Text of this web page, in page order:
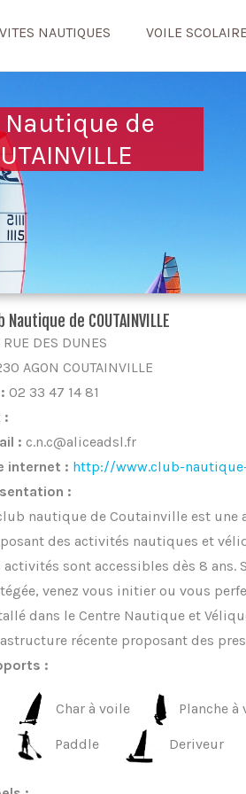
NAUTIQUES VOILE SCOLAIRE
Nautique de
Nautique de COUTAINVILLE
RUE DES DUNES
AGON COUTAINVILLE
02 33 47 14 81
:
: c.n.c@aliceadsl.fr
internet : http://www.club-
:
nautique de Coutainville est une
des activités nautiques et
activités sont accessibles dès 8
venez vous initier ou vous
dans le Centre Nautique et
récente proposant des
:
Char à voile Planche à
Paddle Deriveur